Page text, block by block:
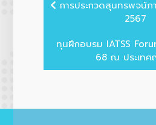
การประกวดสุนทรพจน์ภ
2567
ทุนฝึกอบรม IATSS
68 ณ ประเทศ